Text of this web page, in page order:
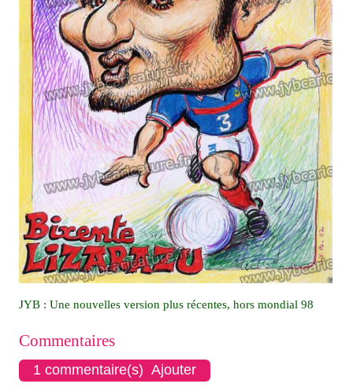
JYB : Une nouvelles version plus récentes, hors mondial 98
Commentaires
1 commentaire(s) Ajouter